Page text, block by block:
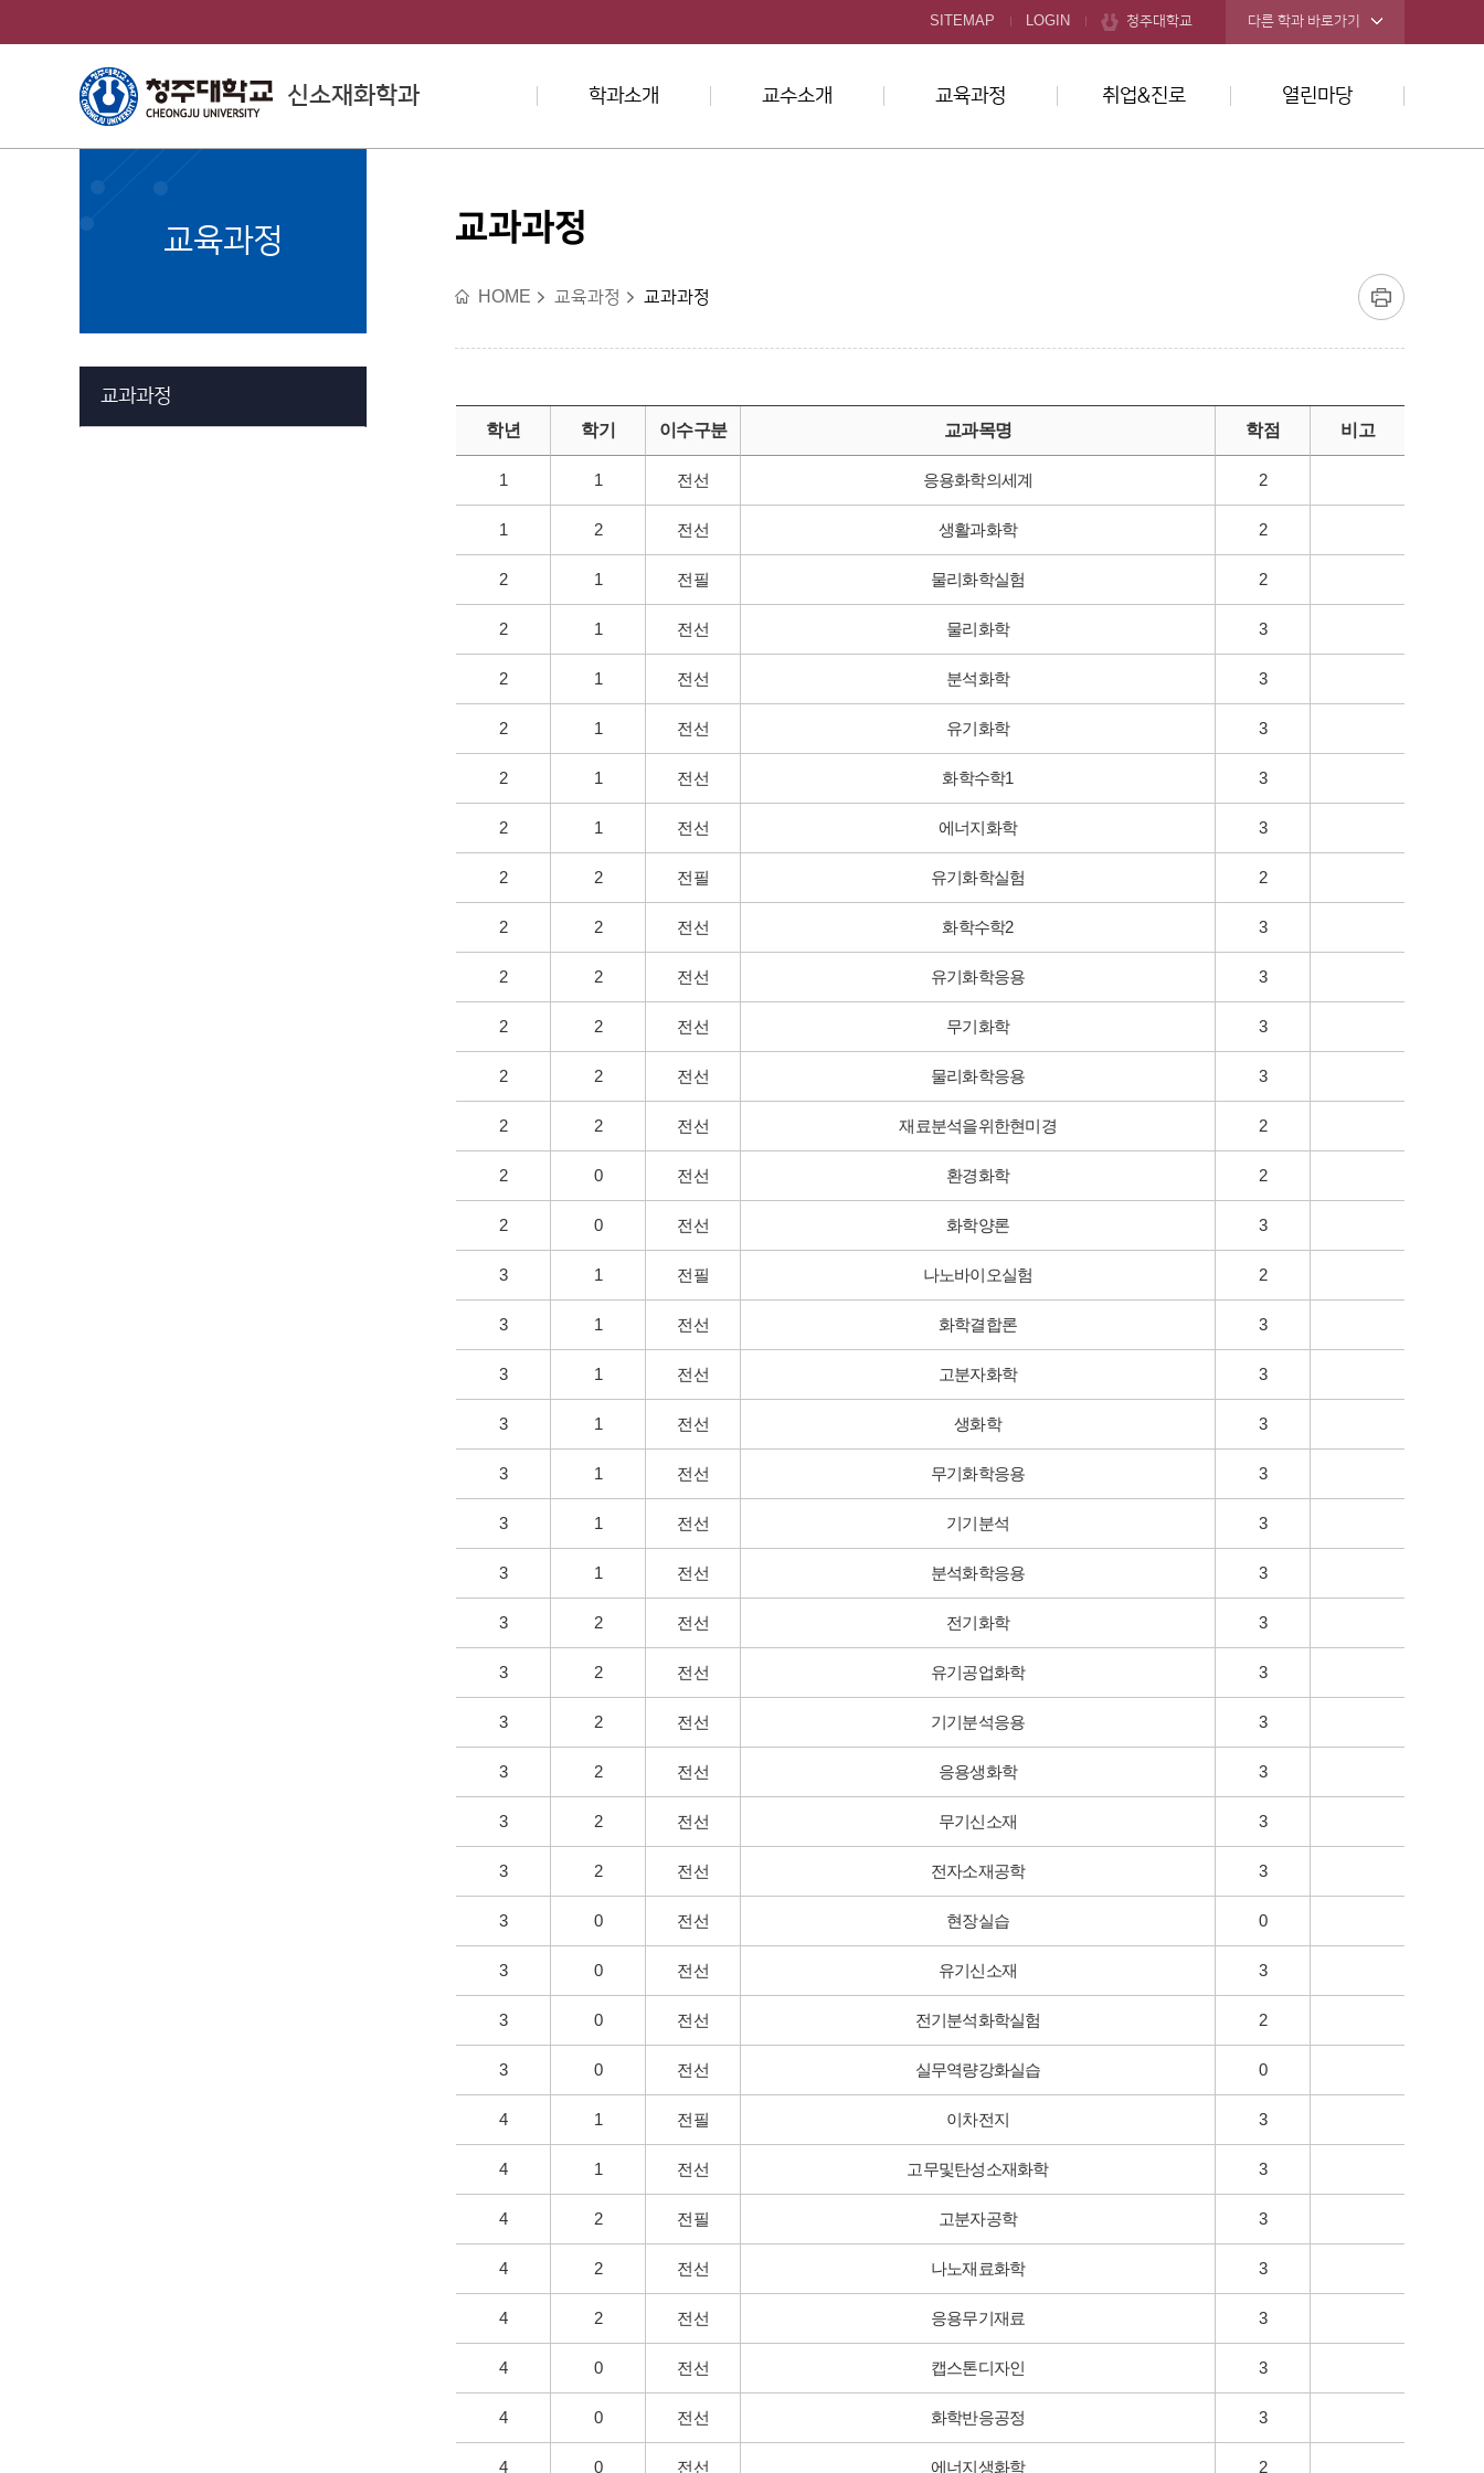
신소재화학과
SITEMAP LOGIN 청주대학교 다른 학과 바로가기
College of
Engineering
학과소개 교수소개 교육과정 취업&진로 열린마당
교육과정
교과과정
교과과정
HOME 교육과정 교과과정
학년 학기 이수구분 교과목명 학점 비고
1 1 전선 응용화학의세계 2
1 2 전선 생활과화학 2
2 1 전필 물리화학실험 2
2 1 전선 물리화학 3
2 1 전선 분석화학 3
2 1 전선 유기화학 3
2 1 전선 화학수학1 3
2 1 전선 에너지화학 3
2 2 전필 유기화학실험 2
2 2 전선 화학수학2 3
2 2 전선 유기화학응용 3
2 2 전선 무기화학 3
2 2 전선 물리화학응용 3
2 2 전선 재료분석을위한현미경 2
2 0 전선 환경화학 2
2 0 전선 화학양론 3
3 1 전필 나노바이오실험 2
3 1 전선 화학결합론 3
3 1 전선 고분자화학 3
3 1 전선 생화학 3
3 1 전선 무기화학응용 3
3 1 전선 기기분석 3
3 1 전선 분석화학응용 3
3 2 전선 전기화학 3
3 2 전선 유기공업화학 3
3 2 전선 기기분석응용 3
3 2 전선 응용생화학 3
3 2 전선 무기신소재 3
3 2 전선 전자소재공학 3
3 0 전선 현장실습 0
3 0 전선 유기신소재 3
3 0 전선 전기분석화학실험 2
3 0 전선 실무역량강화실습 0
4 1 전필 이차전지 3
4 1 전선 고무및탄성소재화학 3
4 2 전필 고분자공학 3
4 2 전선 나노재료화학 3
4 2 전선 응용무기재료 3
4 0 전선 캡스톤디자인 3
4 0 전선 화학반응공정 3
4 0 전선 에너지생화학 2